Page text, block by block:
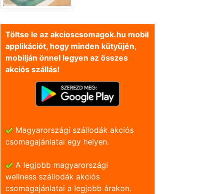
Töltse le az akcioscsomagok.hu mobil
applikációt, hogy minden kütyüjén,
mobilján önnel legyen az összes
akciós szállás!
Magyarországi szállodák akciós
csomagajánlatai egy helyen.
A legjobb magyarországi
wellness szállodák akciós
csomagajánlatai a legjobb árakon.